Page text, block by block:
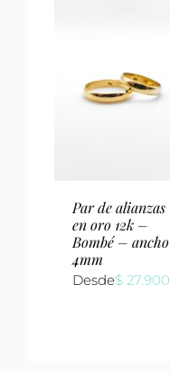
Par de alianzas
en oro 12k –
Bombé – ancho
4mm
Desde$ 27.900